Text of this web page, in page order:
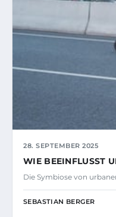
28. SEPTEMBER 2025
WIE BEEINFLUSST
Die Symbiose von
SEBASTIAN BERGER